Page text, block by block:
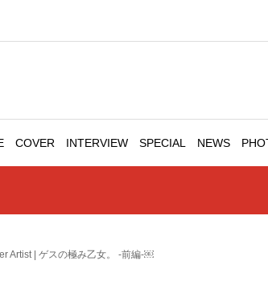
COVER INTERVIEW SPECIAL NEWS
Artist | ゲスの極み乙女。 -前編-￼